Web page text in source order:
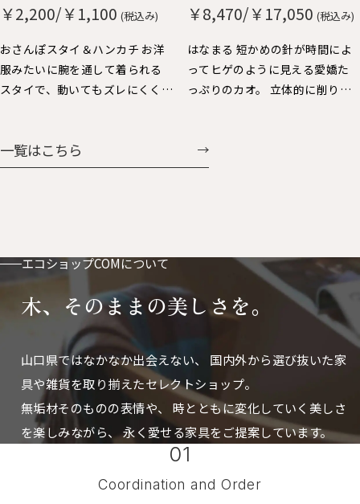
一覧はこちら
了となります。
￥2,200/￥1,100 (税込み)
おさんぽスタイ＆ハンカチ お洋
服みたいに腕を通して着られる
スタイで、動いてもズレにくく、
付。ベビーカーやバッグに付け
ておけば鼻水や涙もすぐに拭け
￥8,470/￥17,050 (税込み)
はなまる 短かめの針が時間によ
ってヒゲのように見える愛嬌た
っぷりのカオ。 立体的に削り出
に掛けたときの凸っぱり具合
も、可愛さ「はなまる」。 はな
掛け時計としても使えます。
エコショップCOMについて
木、そのままの美しさを。
山口県ではなかなか出会えない、
国内外から選び抜いた家
具や雑貨を取り揃えたセレクトショップ。
無垢材そのものの表情や、 時とともに変化していく美しさ
を楽しみながら、永く愛せる家具をご提案しています。
01
Coordination and Order